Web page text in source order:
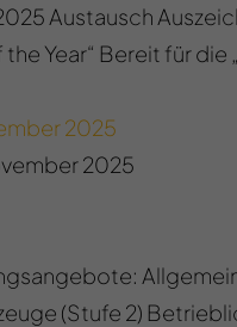
Austausch
Year“ Bereit für die
2025
2025
(Stufe 2)